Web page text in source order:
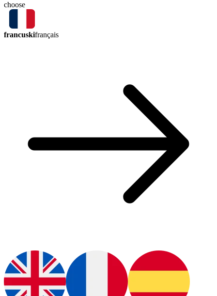
choose
francuskifrançais